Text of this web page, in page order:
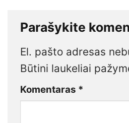
Parašykite
El. pašto adresas
Būtini laukeliai
Komentaras *